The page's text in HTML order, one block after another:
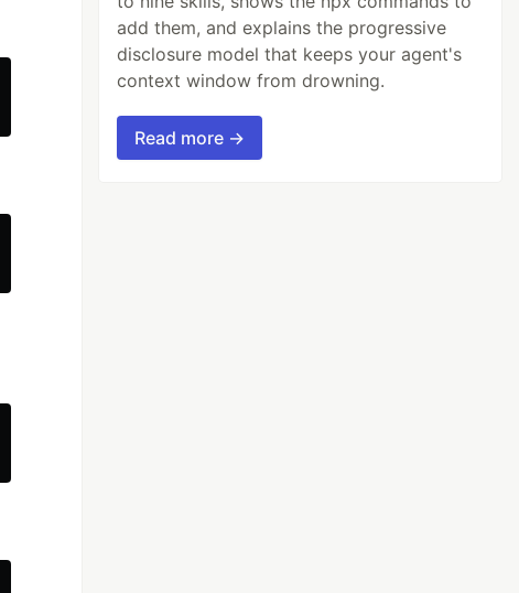
add them, and explains the progressive
disclosure model that keeps your agent's
context window from drowning.
Read more →